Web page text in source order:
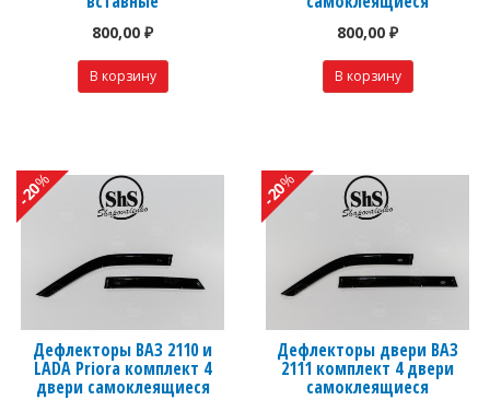
800,00 ₽ 800,00 ₽
-20
%
Дефлекторы ВАЗ 2110 и
LADA Priora комплект 4
двери самоклеящиеся
-20
%
Дефлекторы двери ВАЗ
2111 комплект 4 двери
самоклеящиеся